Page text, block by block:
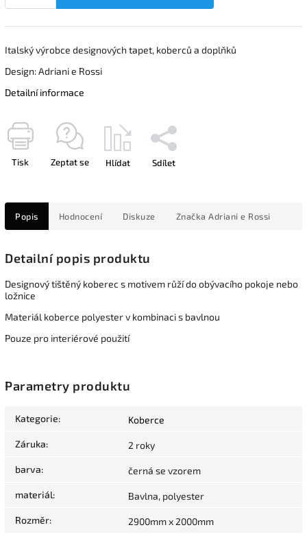
Italský výrobce designových tapet, koberců a doplňků
Design: Adriani e Rossi
Detailní informace
Tisk Zeptat se Hlídat Sdílet
Popis Hodnocení Diskuze Značka Adriani e Rossi
Detailní popis produktu
Designový tištěný koberec s motivem růží do obývacího pokoje nebo
ložnice
Materiál koberce polyester v kombinaci s bavlnou
Pouze pro interiérové použití
Parametry produktu
Kategorie: Koberce
Záruka: 2 roky
barva: černá se vzorem
materiál: Bavlna, polyester
Rozměr: 2900mm x 2000mm